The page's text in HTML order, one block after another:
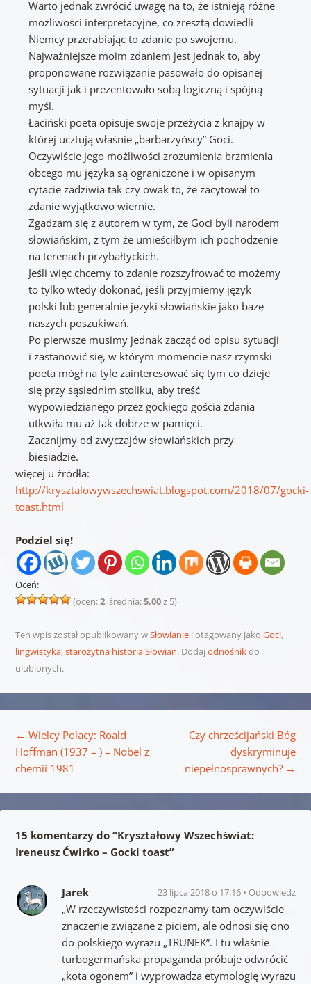
Warto jednak zwrócić uwagę na to, że istnieją różne
możliwości interpretacyjne, co zresztą dowiedli
Niemcy przerabiając to zdanie po swojemu.
Najważniejsze moim zdaniem jest jednak to, aby
proponowane rozwiązanie pasowało do opisanej
sytuacji jak i prezentowało sobą logiczną i spójną
myśl.
Łaciński poeta opisuje swoje przeżycia z knajpy w
której ucztują właśnie „barbarzyńscy” Goci.
Oczywiście jego możliwości zrozumienia brzmienia
obcego mu języka są ograniczone i w opisanym
cytacie zadziwia tak czy owak to, że zacytował to
zdanie wyjątkowo wiernie.
Zgadzam się z autorem w tym, że Goci byli narodem
słowiańskim, z tym że umieściłbym ich pochodzenie
na terenach przybałtyckich.
Jeśli więc chcemy to zdanie rozszyfrować to możemy
to tylko wtedy dokonać, jeśli przyjmiemy język
polski lub generalnie języki słowiańskie jako bazę
naszych poszukiwań.
Po pierwsze musimy jednak zacząć od opisu sytuacji
i zastanowić się, w którym momencie nasz rzymski
poeta mógł na tyle zainteresować się tym co dzieje
się przy sąsiednim stoliku, aby treść
wypowiedzianego przez gockiego gościa zdania
utkwiła mu aż tak dobrze w pamięci.
Zacznijmy od zwyczajów słowiańskich przy
biesiadzie.
więcej u źródła:
http://krysztalowywszechswiat.blogspot.com/2018/07/gocki-
toast.html
Podziel się!
Oceń:
(ocen:2, średnia:5,00z 5)
Ten wpis został opublikowany wSłowianiei otagowany jako Goci,
lingwistyka,starożytna historia Słowian. Dodaj odnośnikdo
ulubionych.
← Wielcy Polacy: Roald
Hoffman (1937 – ) – Nobel z
chemii 1981
Czy chrześcijański Bóg
dyskryminuje
niepełnosprawnych? →
15 komentarzy do “Kryształowy Wszechświat:
Ireneusz Ćwirko – Gocki toast”
Jarek 23 lipca 2018 o 17:16 Odpowiedz
„W rzeczywistości rozpoznamy tam oczywiście
znaczenie związane z piciem, ale odnosi się ono
do polskiego wyrazu „TRUNEK”. I tu właśnie
turbogermańska propaganda próbuje odwrócić
„kota ogonem” i wyprowadza etymologię wyrazu